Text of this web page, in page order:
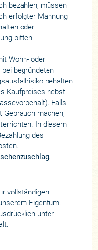
bezahlen, müssen
erfolgter Mahnung
oder
bitten.
Wohn- oder
begründeten
behalten
Kaufpreises nebst
Falls
Gebrauch machen,
In diesem
des
.
vollständigen
Eigentum.
unter